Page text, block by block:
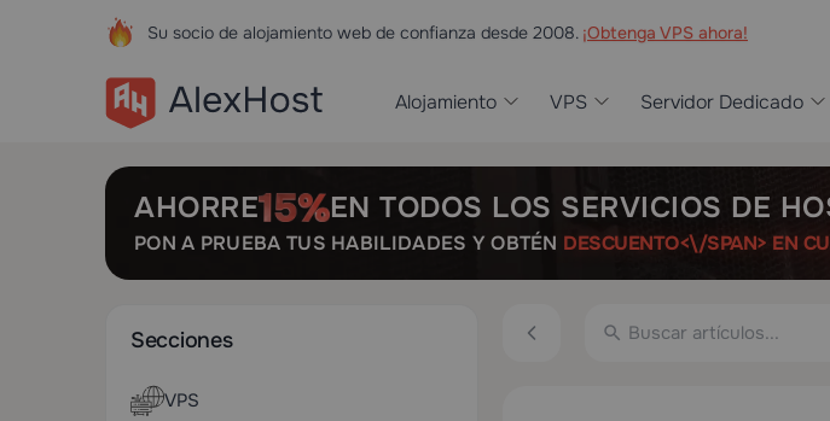
Su socio de alojamiento web de confianza desde 2008. ¡Obtenga VPS ahora!
Alojamiento VPS Servidor Dedicado
AHORRE EN TODOS LOS SERVICIOS DE
PON A PRUEBA TUS HABILIDADES Y OBTÉN DESCUENTO<\/SPAN> EN
Secciones
VPS